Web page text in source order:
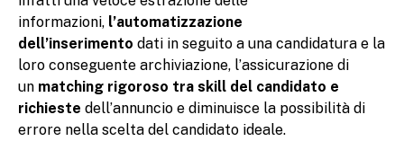
informazioni, l’automatizzazione
dell’inserimento dati in seguito a una candidatura e la
loro conseguente archiviazione, l’assicurazione di
un matching rigoroso tra skill del candidato e
richieste dell’annuncio e diminuisce la possibilità di
errore nella scelta del candidato ideale.